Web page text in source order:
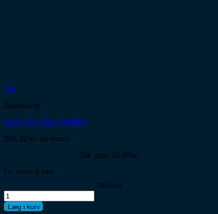
Vis
Sodavand
Coca Cola Zero 24x50cl
256,32 kr. ex moms
Stk. pris: 10,68kr.
Ex. moms & pant
24x50cl
Coca
Cola
Zero
Læg i kurv